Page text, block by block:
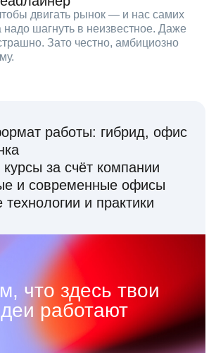
двигать рынок — и нас самих
надо шагнуть в неизвестное. Даже
Зато честно, амбициозно
работы: гибрид, офис
курсы за счёт компании
и современные офисы
и практики
что здесь твои
работают